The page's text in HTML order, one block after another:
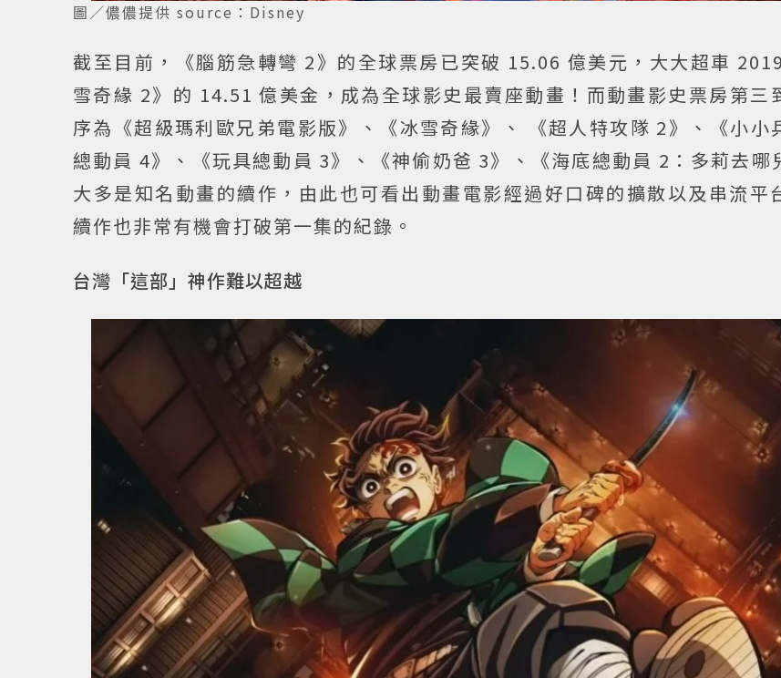
圖／儂儂提供 source：Disney
截至目前，《腦筋急轉彎 2》的全球票房已突破 15.06 億美元，大大超車
雪奇緣 2》的 14.51 億美金，成為全球影史最賣座動畫！而動畫影史票房第三
序為《超級瑪利歐兄弟電影版》、《冰雪奇緣》、 《超人特攻隊 2》、《小小
總動員 4》、《玩具總動員 3》、《神偷奶爸 3》、《海底總動員 2：多莉去哪
大多是知名動畫的續作，由此也可看出動畫電影經過好口碑的擴散以及串流平
續作也非常有機會打破第一集的紀錄。
台灣「這部」神作難以超越